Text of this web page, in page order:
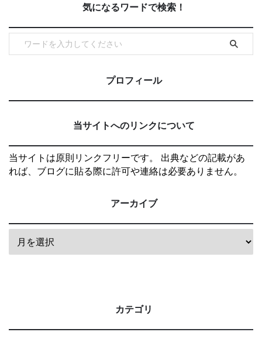
気になるワードで検索！
プロフィール
当サイトへのリンクについて
当サイトは原則リンクフリーです。 出典などの記載があ
れば、ブログに貼る際に許可や連絡は必要ありません。
アーカイブ
カテゴリ